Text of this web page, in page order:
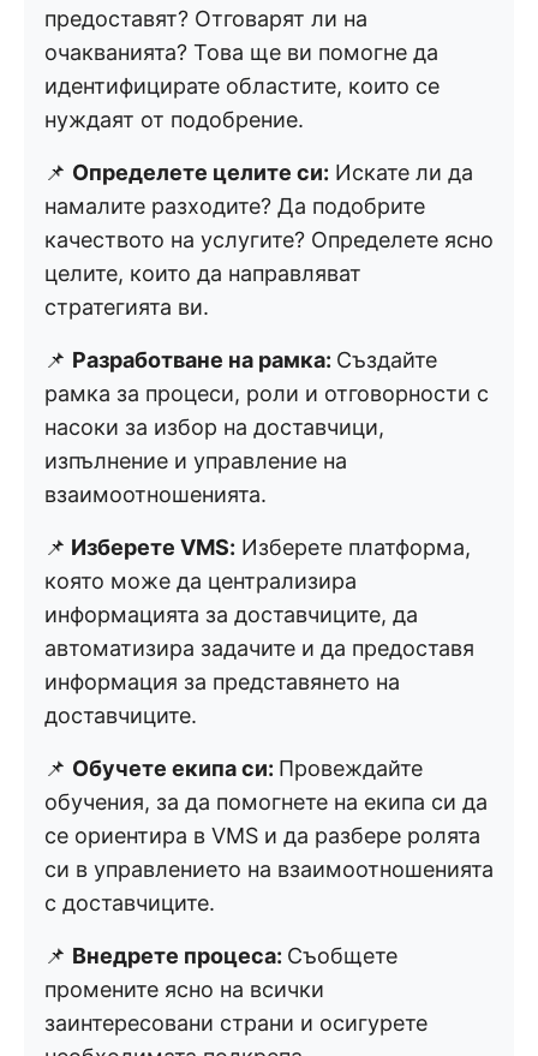
предоставят? Отговарят ли на
очакванията? Това ще ви помогне да
идентифицирате областите, които се
нуждаят от подобрение.
📌 Определете целите си: Искате ли да
намалите разходите? Да подобрите
качеството на услугите? Определете ясно
целите, които да направляват
стратегията ви.
📌 Разработване на рамка: Създайте
рамка за процеси, роли и отговорности с
насоки за избор на доставчици,
изпълнение и управление на
взаимоотношенията.
📌 Изберете VMS: Изберете платформа,
която може да централизира
информацията за доставчиците, да
автоматизира задачите и да предоставя
информация за представянето на
доставчиците.
📌 Обучете екипа си: Провеждайте
обучения, за да помогнете на екипа си да
се ориентира в VMS и да разбере ролята
си в управлението на взаимоотношенията
с доставчиците.
📌 Внедрете процеса: Съобщете
промените ясно на всички
заинтересовани страни и осигурете